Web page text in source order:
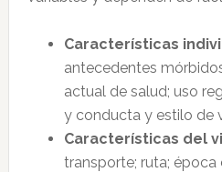
Características
antecedentes
actual de salud; uso
y conducta y estilo de
Características del
transporte; ruta;